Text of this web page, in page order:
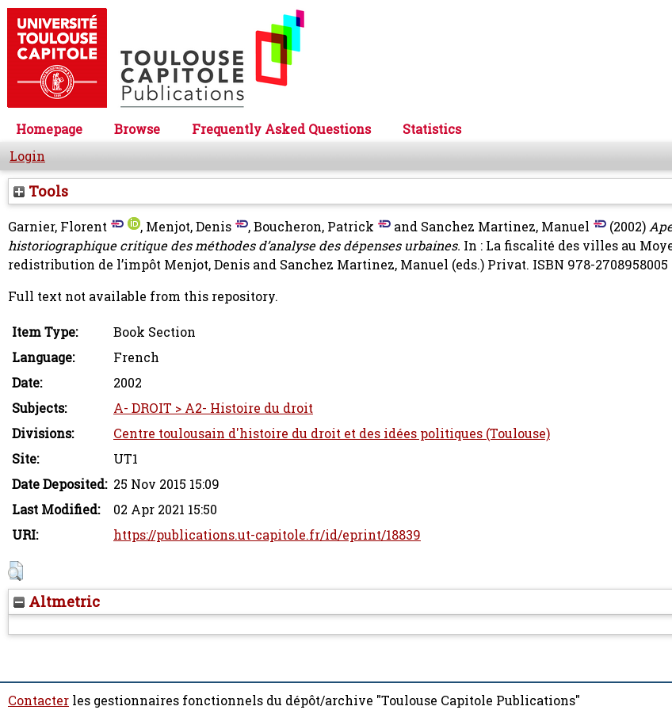
Homepage Browse Frequently Asked Questions
Statistics
Login
Tools
Garnier, Florent , Menjot, Denis ,Boucheron, Patrick and Sanchez Martinez, Manuel (2002)
historiographique critique des méthodes d’analyse des dépenses urbaines. In : La fiscalité des villes au
redistribution de l’impôt Menjot, Denis and Sanchez Martinez, Manuel (eds.) Privat. ISBN 978-2708958005
Full text not available from this repository.
Item Type:
Book Section
Language:
French
Date:
2002
Subjects:
A- DROIT > A2- Histoire du droit
Divisions:
Centre toulousain d'histoire du droit et des idées politiques (Toulouse)
Site:
UT1
Date Deposited: 25 Nov 2015 15:09
Last Modified:
02 Apr 2021 15:50
URI:
https://publications.ut-capitole.fr/id/eprint/18839
Altmetric
Contacter les gestionnaires fonctionnels du dépôt/archive "Toulouse Capitole Publications"